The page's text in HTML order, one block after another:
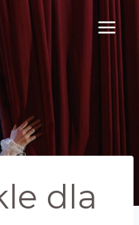
dla